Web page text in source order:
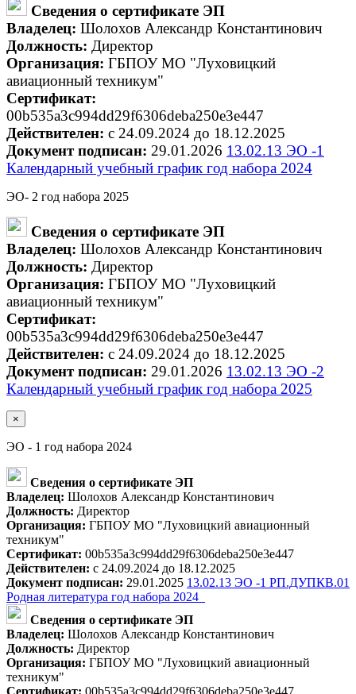
Сведения о сертификате ЭП
Владелец: Шолохов Александр Константинович
Должность: Директор
Организация: ГБПОУ МО "Луховицкий
авиационный техникум"
Сертификат:
00b535a3c994dd29f6306deba250e3e447
Действителен: с 24.09.2024 до 18.12.2025
Документ подписан: 29.01.2026 13.02.13 ЭО -1
Календарный учебный график год набора 2024
ЭО- 2 год набора 2025
Сведения о сертификате ЭП
Владелец: Шолохов Александр Константинович
Должность: Директор
Организация: ГБПОУ МО "Луховицкий
авиационный техникум"
Сертификат:
00b535a3c994dd29f6306deba250e3e447
Действителен: с 24.09.2024 до 18.12.2025
Документ подписан: 29.01.2026 13.02.13 ЭО -2
Календарный учебный график год набора 2025
×
ЭО - 1 год набора 2024
Сведения о сертификате ЭП
Владелец: Шолохов Александр Константинович
Должность: Директор
Организация: ГБПОУ МО "Луховицкий авиационный
техникум"
Сертификат: 00b535a3c994dd29f6306deba250e3e447
Действителен: с 24.09.2024 до 18.12.2025
Документ подписан: 29.01.2025 13.02.13 ЭО -1 РП.ДУПКВ.01
Родная литература год набора 2024_
Сведения о сертификате ЭП
Владелец: Шолохов Александр Константинович
Должность: Директор
Организация: ГБПОУ МО "Луховицкий авиационный
техникум"
Сертификат: 00b535a3c994dd29f6306deba250e3e447